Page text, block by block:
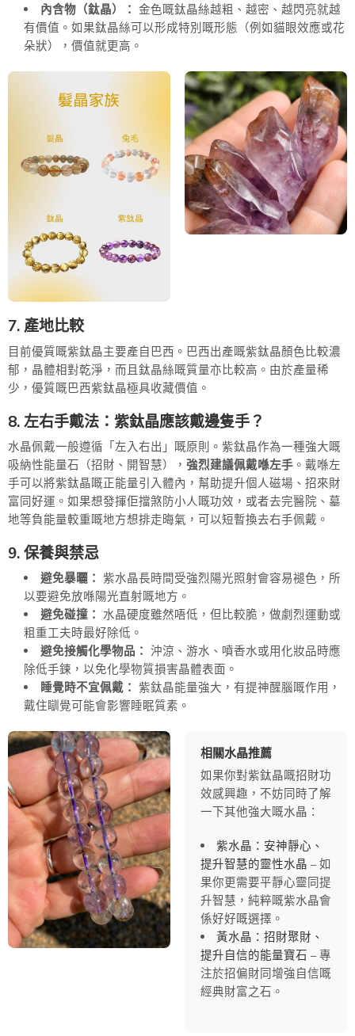
內含物（鈦晶）： 金色嘅鈦晶絲越粗、越密、越閃亮就越
有價值。如果鈦晶絲可以形成特別嘅形態（例如貓眼效應或花
朵狀），價值就更高。
7. 產地比較
目前優質嘅紫鈦晶主要產自巴西。巴西出產嘅紫鈦晶顏色比較濃
郁，晶體相對乾淨，而且鈦晶絲嘅質量亦比較高。由於產量稀
少，優質嘅巴西紫鈦晶極具收藏價值。
8. 左右手戴法：紫鈦晶應該戴邊隻手？
水晶佩戴一般遵循「左入右出」嘅原則。紫鈦晶作為一種強大嘅
吸納性能量石（招財、開智慧）， 強烈建議佩戴喺左手 。戴喺左
手可以將紫鈦晶嘅正能量引入體內，幫助提升個人磁場、招來財
富同好運。如果想發揮佢擋煞防小人嘅功效，或者去完醫院、墓
地等負能量較重嘅地方想排走晦氣，可以短暫換去右手佩戴。
9. 保養與禁忌
避免暴曬： 紫水晶長時間受強烈陽光照射會容易褪色，所
以要避免放喺陽光直射嘅地方。
避免碰撞： 水晶硬度雖然唔低，但比較脆，做劇烈運動或
粗重工夫時最好除低。
避免接觸化學物品： 沖涼、游水、噴香水或用化妝品時應
除低手鍊，以免化學物質損害晶體表面。
睡覺時不宜佩戴： 紫鈦晶能量強大，有提神醒腦嘅作用，
戴住瞓覺可能會影響睡眠質素。
相關水晶推薦
如果你對紫鈦晶嘅招財功
效感興趣，不妨同時了解
一下其他強大嘅水晶：
紫水晶：安神靜心、
提升智慧的靈性水晶 – 如
果你更需要平靜心靈同提
升智慧，純粹嘅紫水晶會
係好好嘅選擇。
黃水晶：招財聚財、
提升自信的能量寶石 – 專
注於招偏財同增強自信嘅
經典財富之石。